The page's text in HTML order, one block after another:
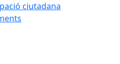
ciutadana